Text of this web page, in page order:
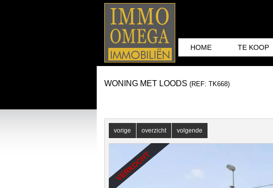
HOME TE KOOP
WONING MET LOODS (REF: TK668)
vorige overzicht volgende